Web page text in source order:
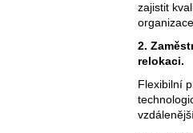
zajistit
2.
relokaci.
Flexibilní